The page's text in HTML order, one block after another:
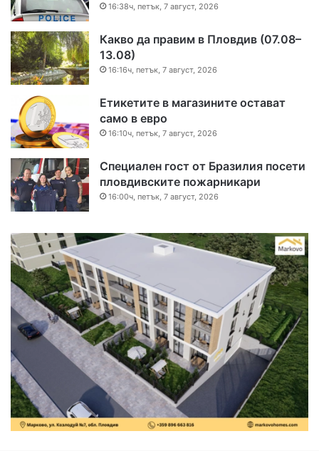
16:38ч, петък, 7 август, 2026
Какво да правим в Пловдив (07.08–
13.08)
16:16ч, петък, 7 август, 2026
Етикетите в магазините остават
само в евро
16:10ч, петък, 7 август, 2026
Специален гост от Бразилия посети
пловдивските пожарникари
16:00ч, петък, 7 август, 2026